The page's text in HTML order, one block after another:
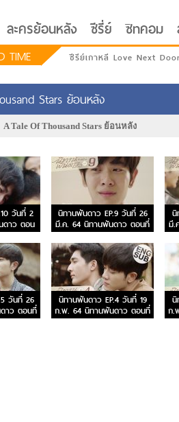
ละครย้อนหลัง ซีรี่ย์ ซิทคอม
TIME ซีรีย์เกาหลี Love Next
รักอยู่ประตูถัดไป
Stars ย้อนหลัง
A Tale Of Thousand Stars ย้อนหลัง
วันที่ 2
ดาว ตอน
นิทานพันดาว EP.9 วันที่ 26
มี.ค. 64 นิทานพันดาว ตอนที่
9
นิ
มี.
วันที่ 26
าว ตอนที่
นิทานพันดาว EP.4 วันที่ 19
ก.พ. 64 นิทานพันดาว ตอนที่
4
นิ
ก.